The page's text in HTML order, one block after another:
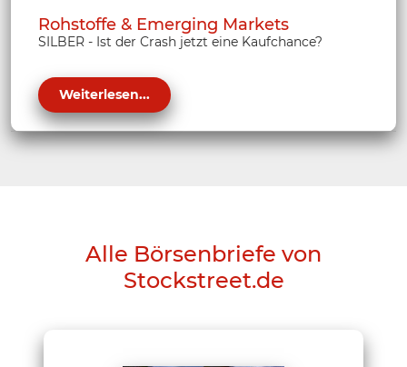
Rohstoffe & Emerging Markets
SILBER - Ist der Crash jetzt eine Kaufchance?
Weiterlesen...
Alle Börsenbriefe von
Stockstreet.de